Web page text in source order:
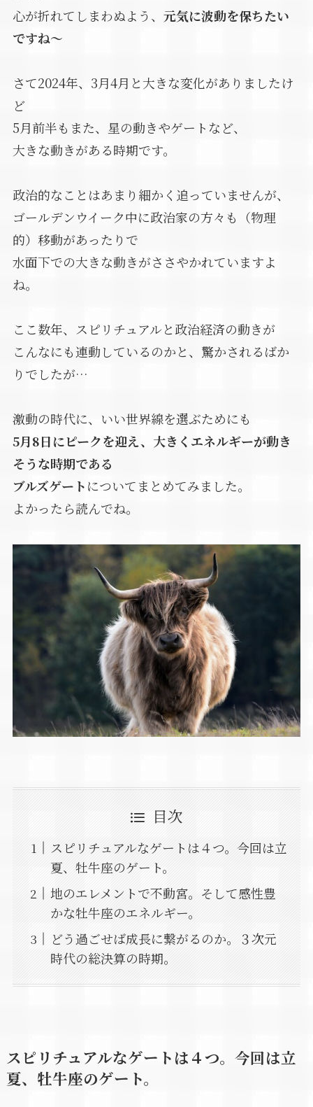
心が折れてしまわぬよう、 元気に波動を保ちたい
ですね～
さて2024年、3月4月と大きな変化がありましたけ
ど
5月前半もまた、星の動きやゲートなど、
大きな動きがある時期です。
政治的なことはあまり細かく追っていませんが、
ゴールデンウイーク中に政治家の方々も（物理
的）移動があったりで
水面下での大きな動きがささやかれていますよ
ね。
ここ数年、スピリチュアルと政治経済の動きが
こんなにも連動しているのかと、驚かされるばか
りでしたが…
激動の時代に、いい世界線を選ぶためにも
5月8日にピークを迎え、大きくエネルギーが動き
そうな時期である
ブルズゲートについてまとめてみました。
よかったら読んでね。
目次
スピリチュアルなゲートは４つ。今回は立
夏、牡牛座のゲート。
地のエレメントで不動宮。そして感性豊
かな牡牛座のエネルギー。
どう過ごせば成長に繋がるのか。３次元
時代の総決算の時期。
スピリチュアルなゲートは４つ。今回は立
夏、牡牛座のゲート。